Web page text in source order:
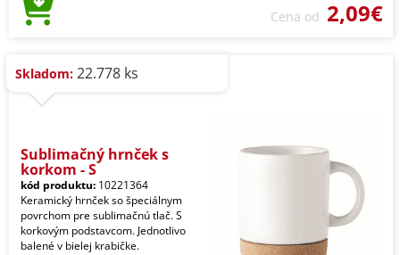
Cena od 2,09€
Skladom: 22.778 ks
Sublimačný hrnček s
korkom - S
kód produktu: 10221364
Keramický hrnček so špeciálnym
povrchom pre sublimačnú tlač. S
korkovým podstavcom. Jednotlivo
balené v bielej krabičke.